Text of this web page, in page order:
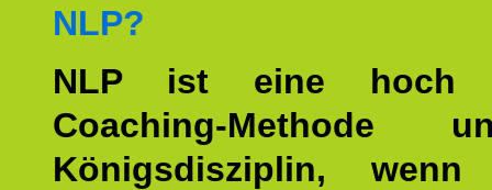
NLP?
NLP ist eine hoch
Coaching-Methode
Königsdisziplin,